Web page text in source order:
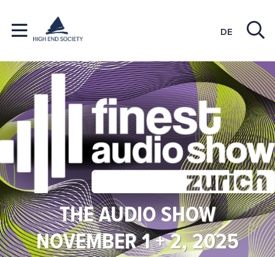
DE
THE AUDIO SHOW
NOVEMBER 1 + 2, 2025